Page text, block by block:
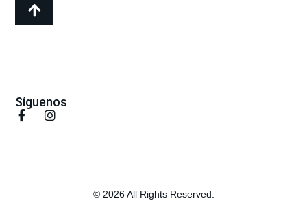
Síguenos
© 2026 All Rights Reserved.